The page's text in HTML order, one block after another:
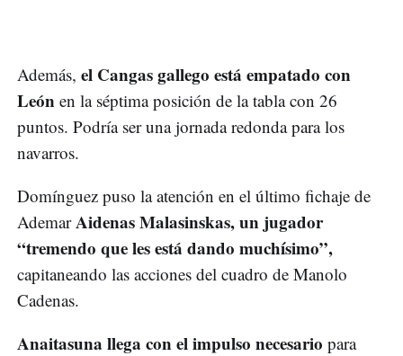
Además, el Cangas gallego está empatado con
León en la séptima posición de la tabla con 26
puntos. Podría ser una jornada redonda para los
navarros.
Domínguez puso la atención en el último fichaje de
AdemarAidenas Malasinskas, un jugador
“tremendo que les está dando muchísimo”,
capitaneando las acciones del cuadro de Manolo
Cadenas.
Anaitasuna llega con el impulso necesario para